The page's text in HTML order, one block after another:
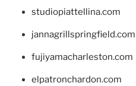
studiopiattellina.com
jannagrillspringfield.com
fujiyamacharleston.com
elpatronchardon.com